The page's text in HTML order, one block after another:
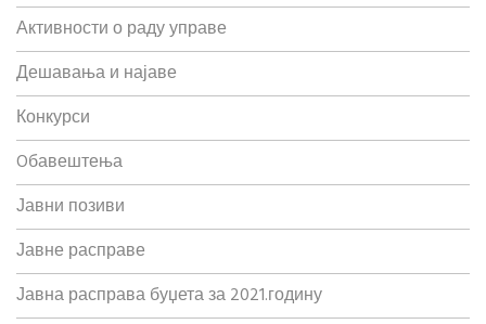
Активности о раду управе
Дешавања и најаве
Конкурси
Oбавештења
Јавни позиви
Јавне расправе
Јавна расправа буџета за 2021.годину